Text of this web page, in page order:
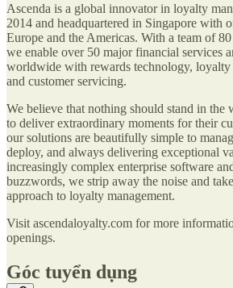
Ascenda is a global innovator in loyalty
2014 and headquartered in Singapore with
Europe and the Americas. With a team of
we enable over 50 major financial services
worldwide with rewards technology,
and customer servicing.
We believe that nothing should stand in the
to deliver extraordinary moments for their
our solutions are beautifully simple to
deploy, and always delivering exceptional
increasingly complex enterprise software
buzzwords, we strip away the noise and
approach to loyalty management.
Visit ascendaloyalty.com for more
openings.
Góc tuyển dụng